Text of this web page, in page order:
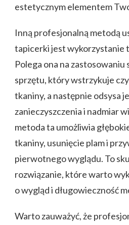
estetycznym elementem
Inną profesjonalną metodą
tapicerki jest wykorzystanie
Polega ona na
sprzętu, który wstrzykuje
tkaniny, a następnie odsysa
zanieczyszczenia i nadmiar
metoda ta umożliwia
tkaniny, usunięcie plam i
pierwotnego wyglądu. To
rozwiązanie, które warto
o wygląd i długowieczność
Warto zauważyć, że